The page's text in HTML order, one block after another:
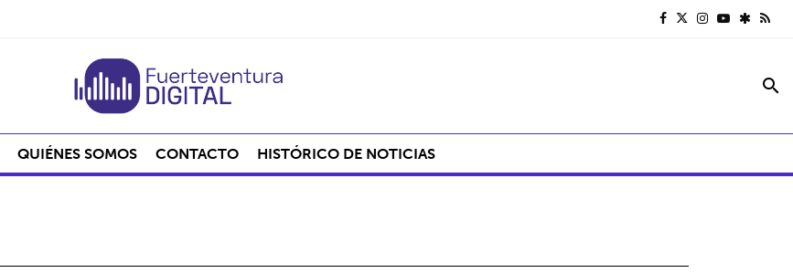
search
QUIÉNES SOMOS CONTACTO HISTÓRICO DE NOTICIAS